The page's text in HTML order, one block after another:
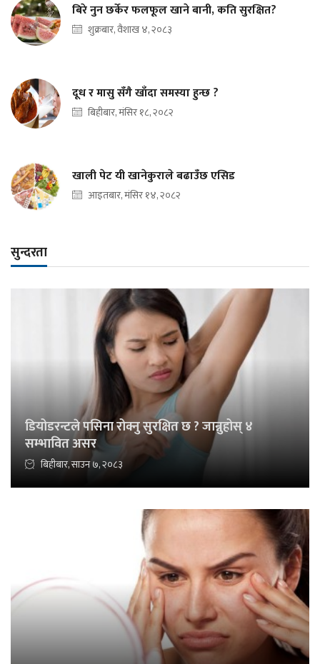
बिरे नुन छर्केर फलफूल खाने बानी, कति सुरक्षित?
शुक्रबार, वैशाख ४, २०८३
दूध र मासु सँगै खाँदा समस्या हुन्छ ?
बिहीबार, मंसिर १८, २०८२
खाली पेट यी खानेकुराले बढाउँछ एसिड
आइतबार, मंसिर १४, २०८२
सुन्दरता
डियोडरन्टले पसिना रोक्नु सुरक्षित छ ? जान्नुहोस् ४
सम्भावित असर
बिहीबार, साउन ७, २०८३